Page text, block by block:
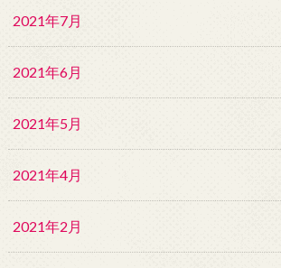
2021年7月
2021年6月
2021年5月
2021年4月
2021年2月